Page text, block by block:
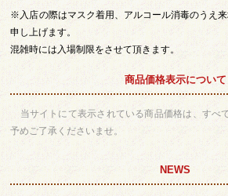
※入店の際はマスク着用、アルコール消毒のうえ
申し上げます。
混雑時には入場制限をさせて頂きます。
商品価格表示について
当サイトにて表示されている商品価格は、すべ
予めご了承くださいませ。
NEWS